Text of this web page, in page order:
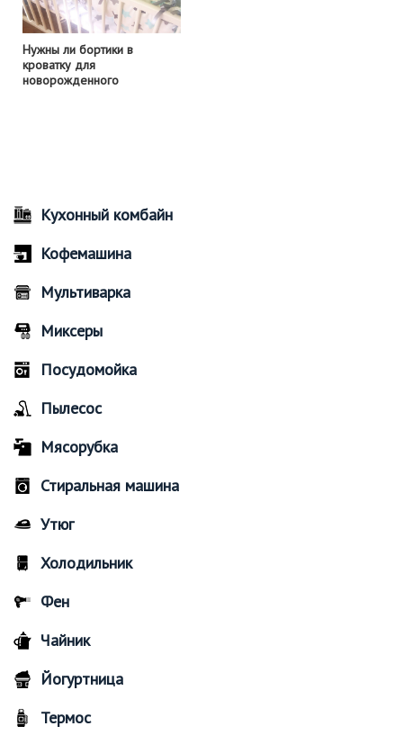
Нужны ли бортики в
кроватку для
новорожденного
Кухонный комбайн
Кофемашина
Мультиварка
Миксеры
Посудомойка
Пылесос
Мясорубка
Стиральная машина
Утюг
Холодильник
Фен
Чайник
Йогуртница
Термос